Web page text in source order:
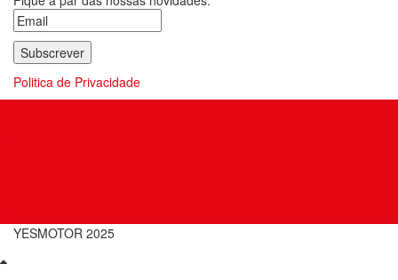
Politica de Privacidade
YESMOTOR 2025